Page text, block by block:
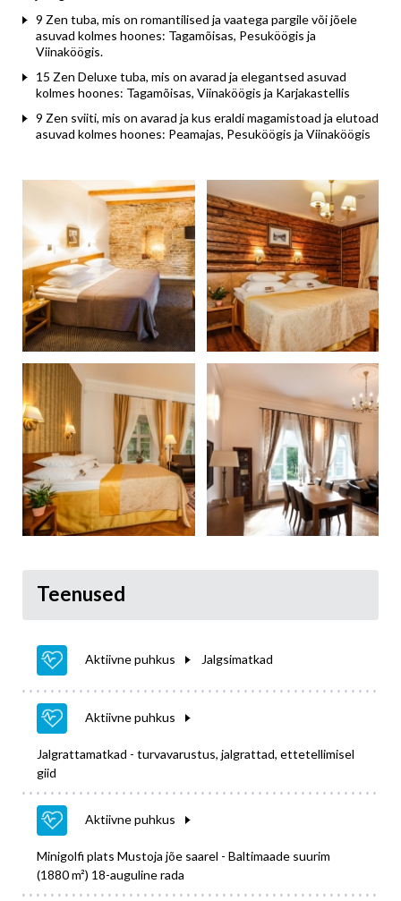
9 Zen tuba, mis on romantilised ja vaatega pargile või jõele
asuvad kolmes hoones: Tagamõisas, Pesuköögis ja
Viinaköögis.
15 Zen Deluxe tuba, mis on avarad ja elegantsed asuvad
kolmes hoones: Tagamõisas, Viinaköögis ja Karjakastellis
9 Zen sviiti, mis on avarad ja kus eraldi magamistoad ja elutoad
asuvad kolmes hoones: Peamajas, Pesuköögis ja Viinaköögis
Teenused
Aktiivne puhkus Jalgsimatkad
Aktiivne puhkus
Jalgrattamatkad - turvavarustus, jalgrattad, ettetellimisel
giid
Aktiivne puhkus
Minigolfi plats Mustoja jõe saarel - Baltimaade suurim
(1880 m²) 18-auguline rada